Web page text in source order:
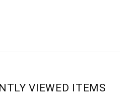
VIEWED ITEMS